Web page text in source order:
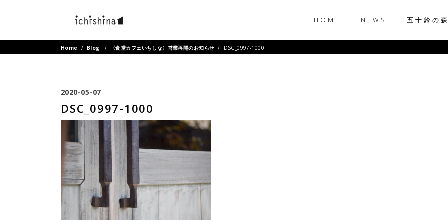
HOME NEWS 五十鈴の
Home / Blog / 〈食堂カフェいちしな〉営業再開のお知らせ / DSC_0997-1000
2020-05-07
DSC_0997-1000